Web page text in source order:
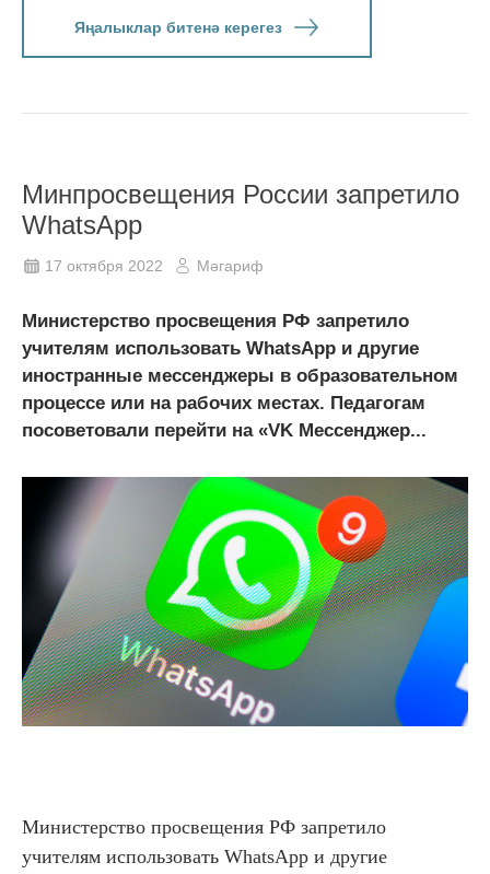
Яңалыклар битенә керегез
Минпросвещения России запретило
WhatsApp
17 октября 2022 Мәгариф
Министерство просвещения РФ запретило
учителям использовать WhatsApp и другие
иностранные мессенджеры в образовательном
процессе или на рабочих местах. Педагогам
посоветовали перейти на «VK Мессенджер...
Министерство просвещения РФ запретило
учителям использовать WhatsApp и другие